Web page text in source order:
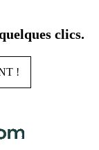
clics.
!